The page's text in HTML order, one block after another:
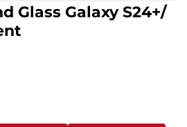
Glass Galaxy S24+/